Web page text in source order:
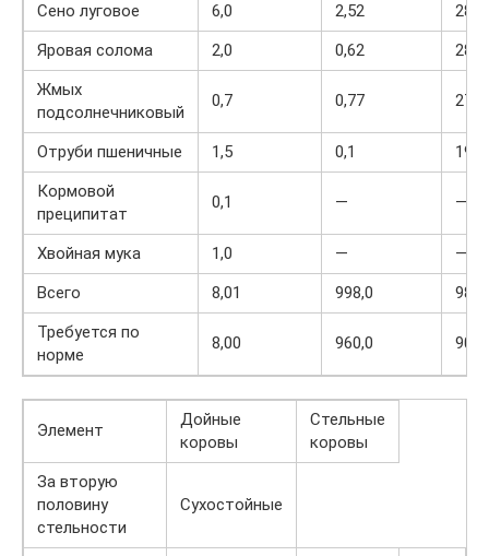
Сено луговое
6,0 2,52
Яровая солома
2,0 0,62
28
Жмых
подсолнечниковый
0,7 0,77
Отруби пшеничные 1,5 0,1
Кормовой
преципитат
0,1 — —
Хвойная мука 1,0 —
—
Всего
8,01 998,0
98,0
Требуется по
норме
8,00 960,0 90,0
Элемент
Дойные
коровы
Стельные
коровы
За вторую
половину
стельности
Сухостойные